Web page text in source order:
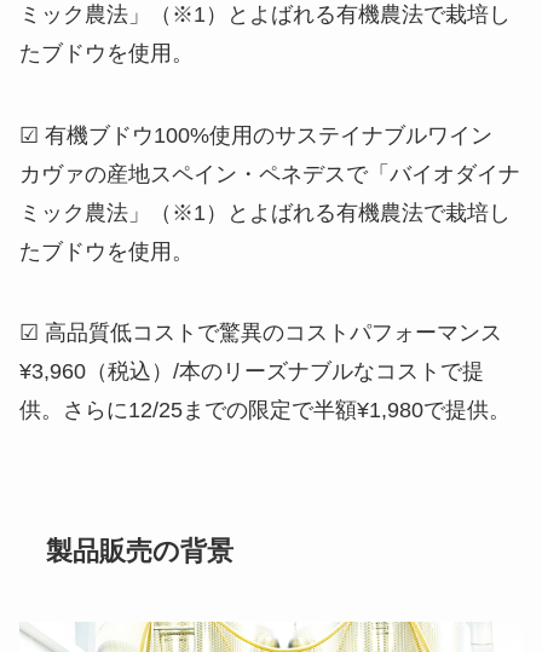
ミック農法」（※1）とよばれる有機農法で栽培し
たブドウを使用。
☑ 有機ブドウ100%使用のサステイナブルワイン
カヴァの産地スペイン・ペネデスで「バイオダイナ
ミック農法」（※1）とよばれる有機農法で栽培し
たブドウを使用。
☑ 高品質低コストで驚異のコストパフォーマンス
¥3,960（税込）/本のリーズナブルなコストで提
供。さらに12/25までの限定で半額¥1,980で提供。
製品販売の背景